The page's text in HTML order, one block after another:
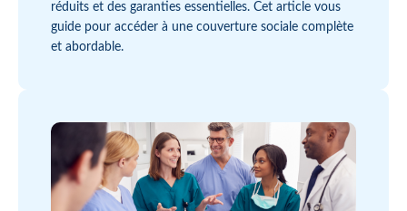
réduits et des garanties essentielles. Cet article vous
guide pour accéder à une couverture sociale complète
et abordable.